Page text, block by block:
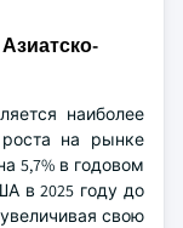
наиболее
на рынке
5,7% в годовом
в 2025 году до
свою